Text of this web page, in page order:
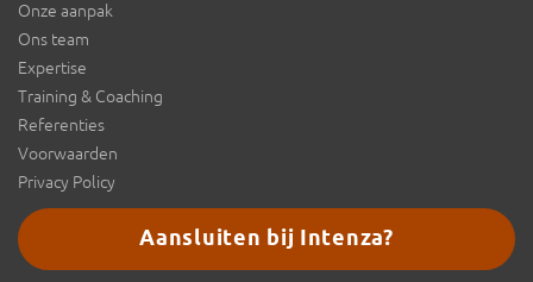
Onze aanpak
Ons team
Expertise
Training & Coaching
Referenties
Voorwaarden
Privacy Policy
Aansluiten bij Intenza?